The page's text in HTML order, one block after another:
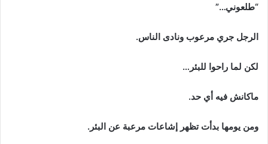
“طلعوني…”
الرجل جري مرعوب ونادى الناس.
لكن لما راحوا للبئر…
ماكانش فيه أي حد.
ومن يومها بدأت تظهر إشاعات مرعبة عن البئر.